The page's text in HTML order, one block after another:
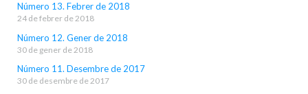
Número 13. Febrer de 2018
24 de febrer de 2018
Número 12. Gener de 2018
30 de gener de 2018
Número 11. Desembre de 2017
30 de desembre de 2017